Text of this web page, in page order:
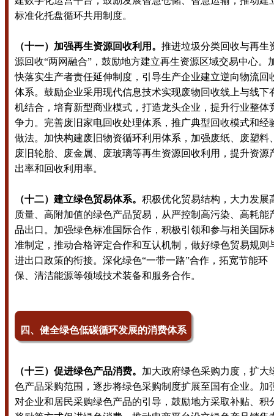
标准化托盘循环共用制度。
（十一）加强再生资源回收利用。 推进垃圾分类回收与再生
源回收“两网融合”，鼓励地方建立再生资源区域交易中心。
快落实生产者责任延伸制度，引导生产企业建立逆向物流回
体系。鼓励企业采用现代信息技术实现废物回收线上与线下
机结合，培育新型商业模式，打造龙头企业，提升行业整体
争力。完善废旧家电回收处理体系，推广典型回收模式和经
做法。加快构建废旧物资循环利用体系，加强废纸、废塑料
废旧轮胎、废金属、废玻璃等再生资源回收利用，提升资源
出率和回收利用率。
（十二）建立绿色贸易体系。 积极优化贸易结构，大力发展
质量、高附加值的绿色产品贸易，从严控制高污染、高耗能
品出口。加强绿色标准国际合作，积极引领和参与相关国际
准制定，推动合格评定合作和互认机制，做好绿色贸易规则
进出口政策的衔接。深化绿色“一带一路”合作，拓宽节能环
保、清洁能源等领域技术装备和服务合作。
四、健全绿色低碳循环发展的消费体系
（十三）促进绿色产品消费。 加大政府绿色采购力度，扩大
色产品采购范围，逐步将绿色采购制度扩展至国有企业。加
对企业和居民采购绿色产品的引导，鼓励地方采取补贴、积